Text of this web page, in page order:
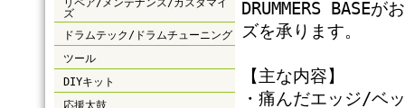
リペア/メンテナンス/カスタマイ
ズ
ドラムテック/ドラムチューニング
ツール
DIYキット
応援太鼓
DRUMMERS BASE
ズを承ります。
【主な内容】
・痛んだエッジ/ベ